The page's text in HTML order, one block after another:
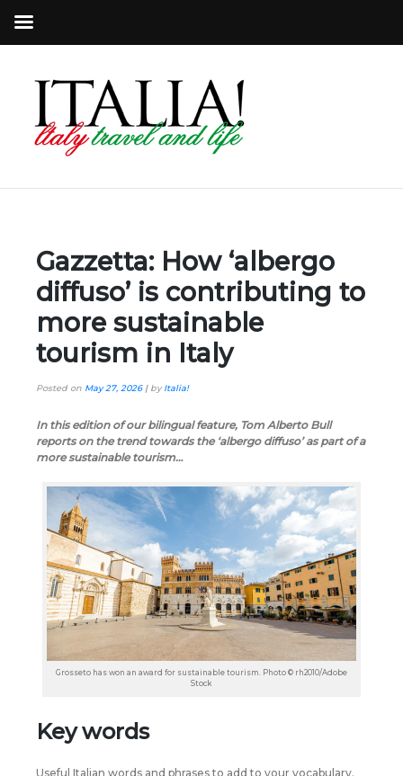
Gazzetta: How ‘albergo
diffuso’ is contributing to
more sustainable
tourism in Italy
Posted on May 27, 2026| byItalia!
In this edition of our bilingual feature, Tom Alberto Bull
reports on the trend towards the ‘albergo diffuso’ as part of a
more sustainable tourism…
Grosseto has won an award for sustainable tourism. Photo © rh2010/Adobe
Stock
Key words
Useful Italian words and phrases to add to your vocabulary.